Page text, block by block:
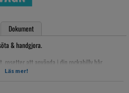
Dokument
& handgjora.
rosetter att använda i din rockabilly hår
tjejen!
Läs mer!